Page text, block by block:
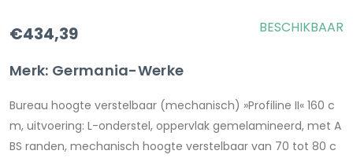
€434,39
Merk: Germania-Werke
BESCHIKBAAR
Bureau hoogte verstelbaar (mechanisch) »Profiline II« 160 c
m, uitvoering: L-onderstel, oppervlak gemelamineerd, met A
BS randen, mechanisch hoogte verstelbaar van 70 tot 80 c